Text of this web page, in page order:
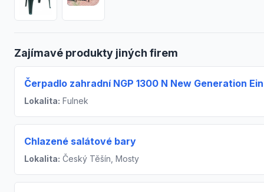
Zajímavé produkty jiných firem
Čerpadlo zahradní NGP 1300 N New Generation
Lokalita: Fulnek
Chlazené salátové bary
Lokalita: Český Těšín, Mosty